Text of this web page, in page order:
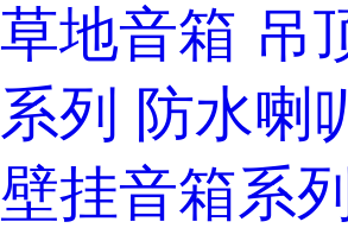
草地音箱 吊
系列 防水喇
壁挂音箱系